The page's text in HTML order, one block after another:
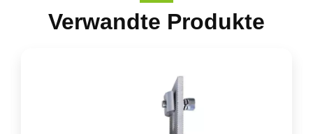
Verwandte Produkte